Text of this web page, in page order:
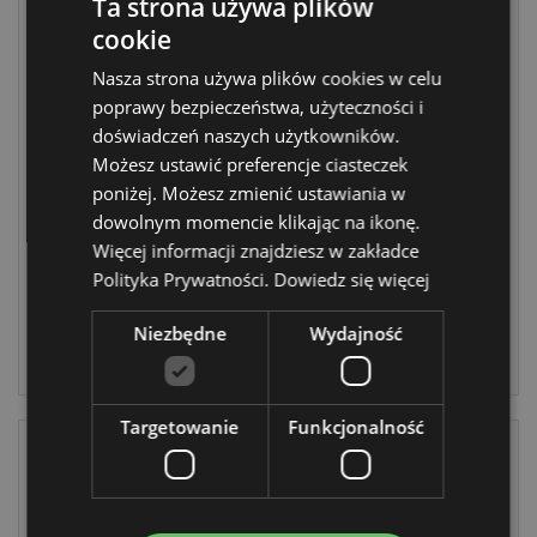
WYPRZEDAŻ
Pudełko z drzewa
mango na
kadzidełko
stożkowe ze
słoniem
IF246M
276 w
magazynie
ZALOGUJ
Popielnica na
kadzidła -Słoń
Ganesh
19 w
magazynie
ZALOGUJ
Ta strona używa plików
cookie
Nasza strona używa plików cookies w celu
poprawy bezpieczeństwa, użyteczności i
doświadczeń naszych użytkowników.
Możesz ustawić preferencje ciasteczek
poniżej. Możesz zmienić ustawiania w
dowolnym momencie klikając na ikonę.
Więcej informacji znajdziesz w zakładce
Polityka Prywatności. Dowiedz się więcej
Niezbędne Wydajność
Targetowanie Funkcjonalność